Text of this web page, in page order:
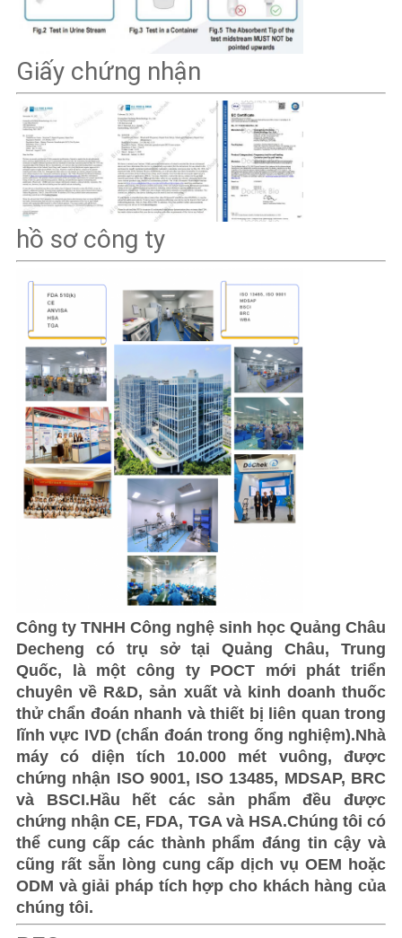
Giấy chứng nhận
hồ sơ công ty
Công ty TNHH Công nghệ sinh học Quảng Châu
Decheng có trụ sở tại Quảng Châu, Trung
Quốc, là một công ty POCT mới phát triển
chuyên về R&D, sản xuất và kinh doanh thuốc
thử chẩn đoán nhanh và thiết bị liên quan trong
lĩnh vực IVD (chẩn đoán trong ống nghiệm).Nhà
máy có diện tích 10.000 mét vuông, được
chứng nhận ISO 9001, ISO 13485, MDSAP, BRC
và BSCI.Hầu hết các sản phẩm đều được
chứng nhận CE, FDA, TGA và HSA.Chúng tôi có
thể cung cấp các thành phẩm đáng tin cậy và
cũng rất sẵn lòng cung cấp dịch vụ OEM hoặc
ODM và giải pháp tích hợp cho khách hàng của
chúng tôi.